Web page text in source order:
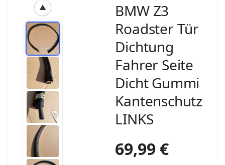
▲
BMW Z3
Roadster Tür
Dichtung
Fahrer Seite
Dicht Gummi
Kantenschutz
LINKS
69,99 €